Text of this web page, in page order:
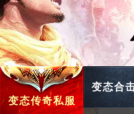
变态传奇私服
变态合